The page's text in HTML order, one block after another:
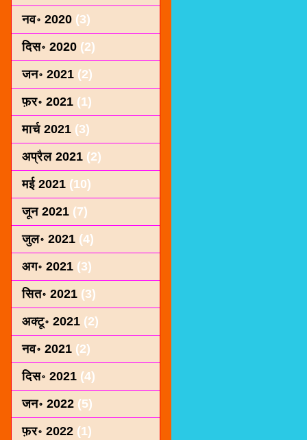
नव॰ 2020 (3)
दिस॰ 2020 (2)
जन॰ 2021 (2)
फ़र॰ 2021 (1)
मार्च 2021 (3)
अप्रैल 2021 (2)
मई 2021 (10)
जून 2021 (7)
जुल॰ 2021 (4)
अग॰ 2021 (3)
सित॰ 2021 (3)
अक्टू॰ 2021 (2)
नव॰ 2021 (2)
दिस॰ 2021 (4)
जन॰ 2022 (5)
फ़र॰ 2022 (1)